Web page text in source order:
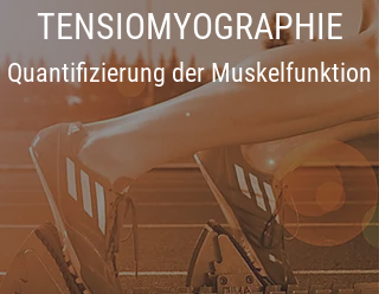
TENSIOMYOGRAPHIE
Quantifizierung der Muskelfunktion